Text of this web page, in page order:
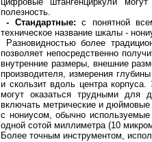
полезность.
- Стандартные: с понятной
техническое название шкалы -
Разновидностью более
позволяет непосредственно
внутренние размеры, внешние
производителя, измерения
и скользит вдоль центра
могут оказаться трудными для
включать метрические и
с нониусом, обычно
одной сотой миллиметра (10
Более точным инструментом,